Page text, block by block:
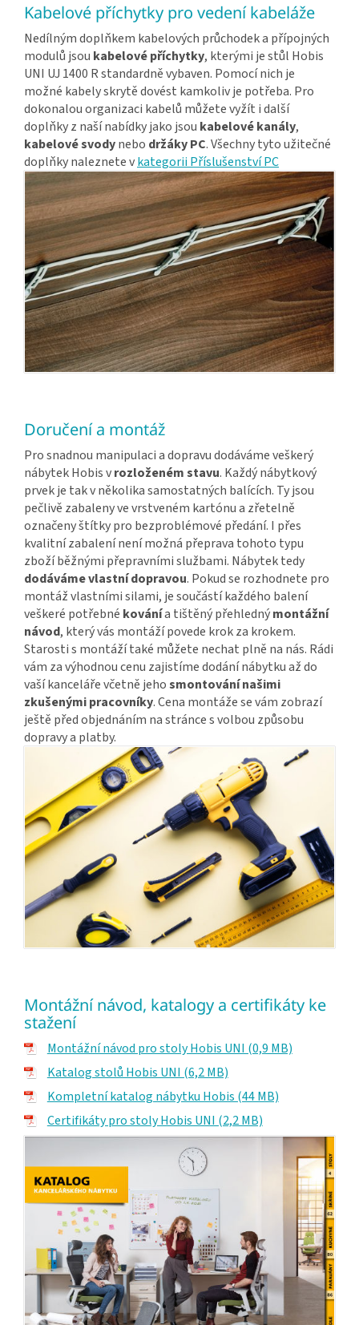
Kabelové příchytky pro vedení kabeláže
Nedílným doplňkem kabelových průchodek a přípojných
modulů jsou kabelové příchytky, kterými je stůl Hobis
UNI UJ 1400 R standardně vybaven. Pomocí nich je
možné kabely skrytě dovést kamkoliv je potřeba. Pro
dokonalou organizaci kabelů můžete vyžít i další
doplňky z naší nabídky jako jsou kabelové kanály,
kabelové svodynebo držáky PC. Všechny tyto užitečné
doplňky naleznete vkategorii Příslušenství PC
Doručení a montáž
Pro snadnou manipulaci a dopravu dodáváme veškerý
nábytek Hobis vrozloženém stavu. Každý nábytkový
prvek je tak v několika samostatných balících. Ty jsou
pečlivě zabaleny ve vrstveném kartónu a zřetelně
označeny štítky pro bezproblémové předání. I přes
kvalitní zabalení není možná přeprava tohoto typu
zboží běžnými přepravními službami. Nábytek tedy
dodáváme vlastní dopravou. Pokud se rozhodnete pro
montáž vlastními silami, je součástí každého balení
veškeré potřebné kovánía tištěný přehlednýmontážní
návod, který vás montáží povede krok za krokem.
Starosti s montáží také můžete nechat plně na nás. Rádi
vám za výhodnou cenu zajistíme dodání nábytku až do
vaší kanceláře včetně jehosmontování našimi
zkušenými pracovníky. Cena montáže se vám zobrazí
ještě před objednáním na stránce s volbou způsobu
dopravy a platby.
Montážní návod, katalogy a certifikáty ke
stažení
Montážní návod pro stoly Hobis UNI (0,9 MB)
Katalog stolů Hobis UNI (6,2 MB)
Kompletní katalog nábytku Hobis (44 MB)
Certifikáty pro stoly Hobis UNI (2,2 MB)